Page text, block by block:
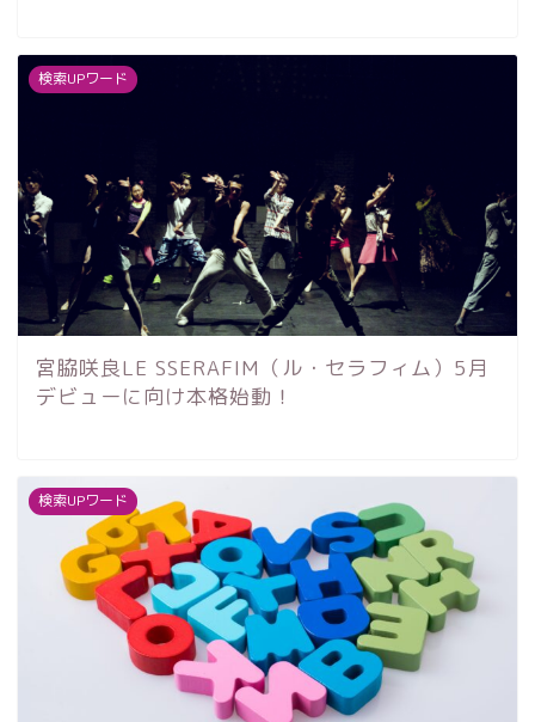
検索UPワード
宮脇咲良LE SSERAFIM（ル・セラフィム）5月
デビューに向け本格始動！
検索UPワード